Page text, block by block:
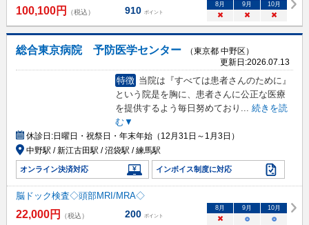
100,100円 （税込） 910 ポイント
8月 9月 10月
× × ×
総合東京病院 予防医学センター
（東京都 中野区）
更新日:2026.07.13
特徴 当院は『すべては患者さんのために』
という院是を胸に、患者さんに公正な医療
を提供するよう毎日努めており ... 続きを読
む▼
休診日:日曜日・祝祭日・年末年始（12月31日～1月3日）
中野駅 / 新江古田駅 / 沼袋駅 / 練馬駅
オンライン決済対応 インボイス制度に対応
脳ドック検査◇頭部MRI/MRA◇
22,000円 （税込） 200 ポイント
8月 9月 10月
× ○ ○